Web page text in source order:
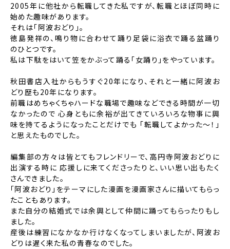
2005年に他社から転職してきた私ですが、転職とほぼ同時に
始めた趣味があります。
それは「阿波おどり」。
徳島発祥の、鳴り物に合わせて踊り足袋に浴衣で踊る盆踊り
のひとつです。
私は下駄をはいて笠をかぶって踊る「女踊り」をやっています。
秋田書店入社からもうすぐ20年になり、それと一緒に阿波お
どり歴も20年になります。
前職はめちゃくちゃハードな職場で趣味などできる時間が一切
なかったので 心身ともに余裕が出てきていろいろな物事に興
味を持てるようになったことだけでも 「転職してよかった～！」
と思えたものでした。
編集部の方々は皆とてもフレンドリーで、高円寺阿波おどりに
出演する時に 応援しに来てくださったりと、いい思い出もたく
さんできました。
「阿波おどり」をテーマにした漫画を漫画家さんに描いてもらっ
たこともあります。
また自分の結婚式では余興として仲間に踊ってもらったりもし
ました。
産後は練習になかなか行けなくなってしまいましたが、阿波お
どりは遅く来た私の青春なのでした。